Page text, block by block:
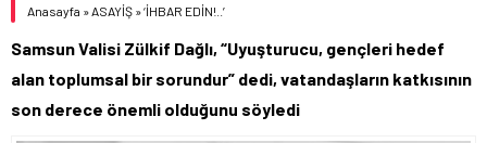
DOLAR
55,1881
Anasayfa »ASAYİŞ »‘İHBAR EDİN!..’
Samsun Valisi Zülkif Dağlı, “Uyuşturucu, gençleri hedef
alan toplumsal bir sorundur” dedi, vatandaşların katkısının
son derece önemli olduğunu söyledi